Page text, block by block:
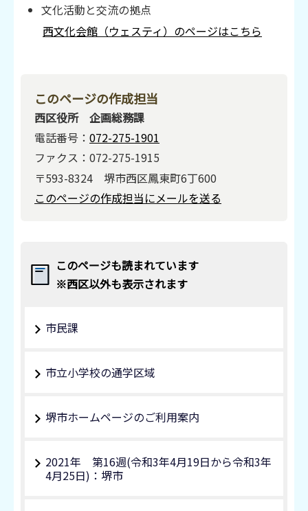
文化活動と交流の拠点
西文化会館（ウェスティ）のページはこちら
このページの作成担当
西区役所 企画総務課
電話番号： 072-275-1901
ファクス：072-275-1915
〒593-8324 堺市西区鳳東町6丁600
このページの作成担当にメールを送る
このページも読まれています
※西区以外も表示されます
市民課
市立小学校の通学区域
堺市ホームページのご利用案内
2021年 第16週(令和3年4月19日から令和3年
4月25日)：堺市